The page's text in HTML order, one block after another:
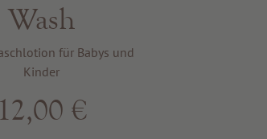
Wash
für Babys und
Kinder
12,00 €